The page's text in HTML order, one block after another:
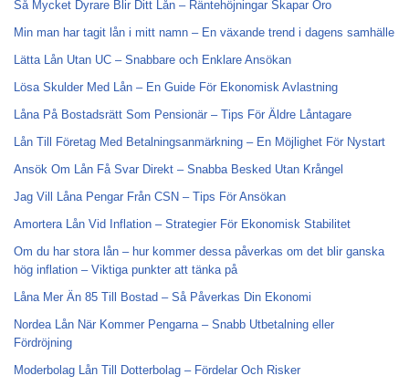
Så Mycket Dyrare Blir Ditt Lån – Räntehöjningar Skapar Oro
Min man har tagit lån i mitt namn – En växande trend i dagens samhälle
Lätta Lån Utan UC – Snabbare och Enklare Ansökan
Lösa Skulder Med Lån – En Guide För Ekonomisk Avlastning
Låna På Bostadsrätt Som Pensionär – Tips För Äldre Låntagare
Lån Till Företag Med Betalningsanmärkning – En Möjlighet För Nystart
Ansök Om Lån Få Svar Direkt – Snabba Besked Utan Krångel
Jag Vill Låna Pengar Från CSN – Tips För Ansökan
Amortera Lån Vid Inflation – Strategier För Ekonomisk Stabilitet
Om du har stora lån – hur kommer dessa påverkas om det blir ganska
hög inflation – Viktiga punkter att tänka på
Låna Mer Än 85 Till Bostad – Så Påverkas Din Ekonomi
Nordea Lån När Kommer Pengarna – Snabb Utbetalning eller
Fördröjning
Moderbolag Lån Till Dotterbolag – Fördelar Och Risker